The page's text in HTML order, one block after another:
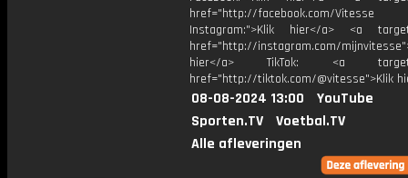
href="http://facebook.com/Vitesse
Instagram:">Klik hier</a> <a
href="http://instagram.com/
hier</a> TikTok: <a
href="http://tiktok.com/@vitesse">Klik
08-08-2024 13:00
YouTube
Sporten.TV
Voetbal.TV
Alle afleveringen